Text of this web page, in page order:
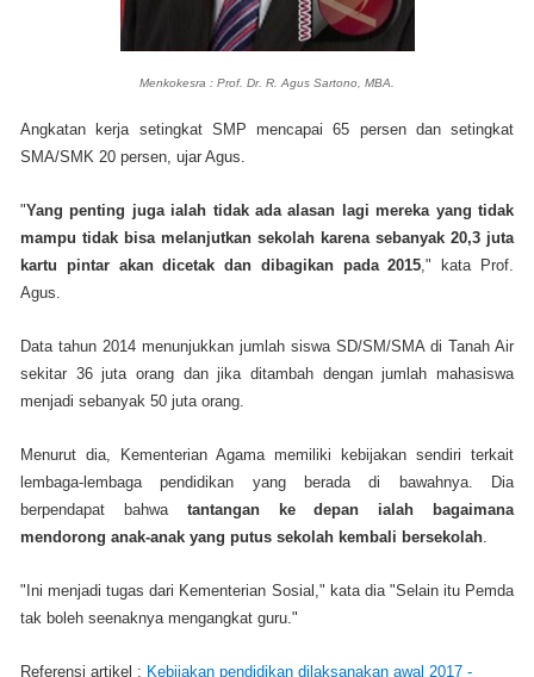
Menkokesra : Prof. Dr. R. Agus Sartono, MBA.
Angkatan kerja setingkat SMP mencapai 65 persen dan setingkat
SMA/SMK 20 persen, ujar Agus.
"Yang penting juga ialah tidak ada alasan lagi mereka yang tidak
mampu tidak bisa melanjutkan sekolah karena sebanyak 20,3 juta
kartu pintar akan dicetak dan dibagikan pada 2015 ," kata Prof.
Agus.
Data tahun 2014 menunjukkan jumlah siswa SD/SM/SMA di Tanah Air
sekitar 36 juta orang dan jika ditambah dengan jumlah mahasiswa
menjadi sebanyak 50 juta orang.
Menurut dia, Kementerian Agama memiliki kebijakan sendiri terkait
lembaga-lembaga pendidikan yang berada di bawahnya. Dia
berpendapat bahwa tantangan ke depan ialah bagaimana
mendorong anak-anak yang putus sekolah kembali bersekolah
"Ini menjadi tugas dari Kementerian Sosial," kata dia "Selain itu Pemda
tak boleh seenaknya mengangkat guru."
Referensi artikel : Kebijakan pendidikan dilaksanakan awal 2017 -